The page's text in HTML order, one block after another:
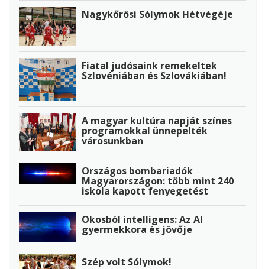
Nagykőrösi Sólymok Hétvégéje
Fiatal judósaink remekeltek
Szlovéniában és Szlovákiában!
A magyar kultúra napját színes
programokkal ünnepelték
városunkban
Országos bombariadók
Magyarországon: több mint 240
iskola kapott fenyegetést
Okosból intelligens: Az AI
gyermekkora és jövője
Szép volt Sólymok!